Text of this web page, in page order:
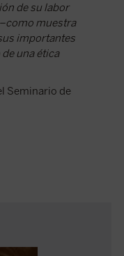
de su labor
muestra
importantes
una ética
Seminario de